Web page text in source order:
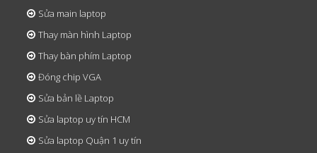
Sửa main laptop
Thay màn hình Laptop
Thay bàn phím Laptop
Đóng chip VGA
Sửa bản lề Laptop
Sửa laptop uy tín HCM
Sửa laptop Quận 1 uy tín